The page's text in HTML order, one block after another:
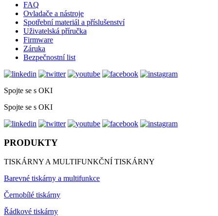
FAQ
Ovladače a nástroje
Spotřební materiál a příslušenství
Uživatelská příručka
Firmware
Záruka
Bezpečnostní list
Spojte se s OKI
Spojte se s OKI
PRODUKTY
TISKÁRNY A MULTIFUNKČNÍ TISKÁRNY
Barevné tiskárny a multifunkce
Černobílé tiskárny
Řádkové tiskárny